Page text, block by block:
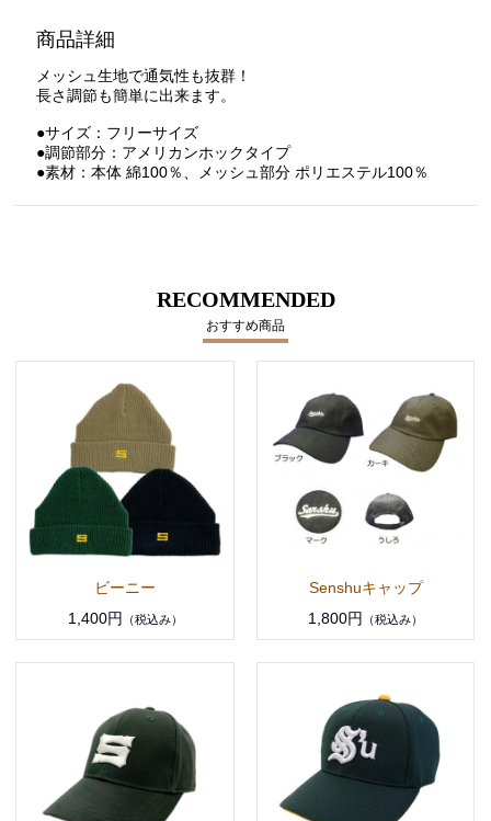
商品詳細
メッシュ生地で通気性も抜群！
長さ調節も簡単に出来ます。
●サイズ：フリーサイズ
●調節部分：アメリカンホックタイプ
●素材：本体 綿100％、メッシュ部分 ポリエステル100％
RECOMMENDED
おすすめ商品
ビーニー
1,400円
（税込み）
Senshuキャップ
1,800円
（税込み）